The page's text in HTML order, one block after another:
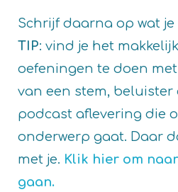
Schrijf daarna op wat
TIP: vind je het
oefeningen te doen
van een stem, beluister
podcast aflevering die
onderwerp gaat. Daar
met je. Klik hier om
gaan.